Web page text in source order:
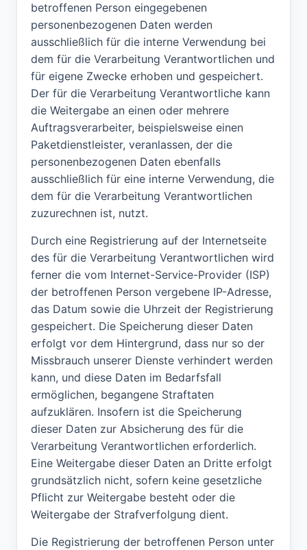
betroffenen Person eingegebenen
personenbezogenen Daten werden
ausschließlich für die interne Verwendung bei
dem für die Verarbeitung Verantwortlichen und
für eigene Zwecke erhoben und gespeichert.
Der für die Verarbeitung Verantwortliche kann
die Weitergabe an einen oder mehrere
Auftragsverarbeiter, beispielsweise einen
Paketdienstleister, veranlassen, der die
personenbezogenen Daten ebenfalls
ausschließlich für eine interne Verwendung, die
dem für die Verarbeitung Verantwortlichen
zuzurechnen ist, nutzt.
Durch eine Registrierung auf der Internetseite
des für die Verarbeitung Verantwortlichen wird
ferner die vom Internet-Service-Provider (ISP)
der betroffenen Person vergebene IP-Adresse,
das Datum sowie die Uhrzeit der Registrierung
gespeichert. Die Speicherung dieser Daten
erfolgt vor dem Hintergrund, dass nur so der
Missbrauch unserer Dienste verhindert werden
kann, und diese Daten im Bedarfsfall
ermöglichen, begangene Straftaten
aufzuklären. Insofern ist die Speicherung
dieser Daten zur Absicherung des für die
Verarbeitung Verantwortlichen erforderlich.
Eine Weitergabe dieser Daten an Dritte erfolgt
grundsätzlich nicht, sofern keine gesetzliche
Pflicht zur Weitergabe besteht oder die
Weitergabe der Strafverfolgung dient.
Die Registrierung der betroffenen Person unter